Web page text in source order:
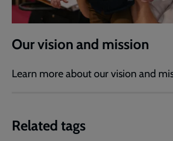
Our vision and mission
Learn more about our vision and
Related tags